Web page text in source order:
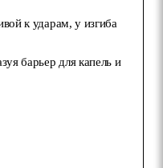
к ударам, у изгиба
барьер для капель и